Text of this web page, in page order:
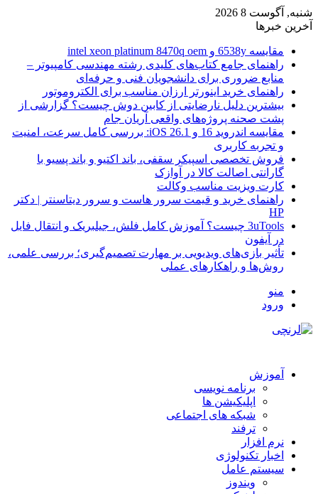
شنبه, آگوست 8 2026
آخرین خبرها
مقایسه 6538y و intel xeon platinum 8470q oem
راهنمای جامع کتاب‌های کلیدی رشته مهندسی کامپیوتر –
منابع ضروری برای دانشجویان فنی و حرفه‌ای
راهنمای خرید اینورتر ارزان مناسب برای الکتروموتور
بیشترین دلیل نارضایتی از کابین دوش چیست؟ گزارشی از
پشت صحنه پروژه‌های واقعی آریان جام
مقایسه اندروید 16 و iOS 26.1: بررسی کامل سرعت، امنیت
و تجربه کاربری
فروش تخصصی اسپیکر سقفی، باند اکتیو و باند پسیو با
گارانتی اصالت کالا در آوازک
کارت ویزیت مناسب وکالت
راهنمای خرید و قیمت سرور هاست و سرور دیتاسنتر | دکتر
HP
3uTools چیست؟ آموزش کامل فلش، جیلبریک و انتقال فایل
در آیفون
تأثیر بازی‌های ویدیویی بر مهارت تصمیم‌گیری؛ بررسی علمی،
روش‌ها و راهکارهای عملی
منو
ورود
آموزش
برنامه نویسی
اپلیکیشن ها
شبکه های اجتماعی
ترفند
نرم افزار
اخبار تکنولوژی
سیستم عامل
ویندوز